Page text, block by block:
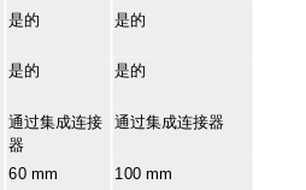
是的 是的
是的 是的
通过集成连接
器
通过集成连接器
60 mm 100 mm